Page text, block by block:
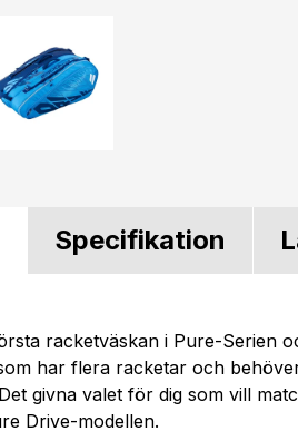
Specifikation
racketväskan i Pure-Serien
har flera racketar och
givna valet för dig som vill
Drive-modellen.